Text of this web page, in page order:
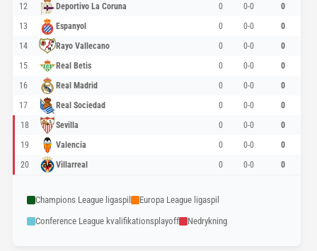
12
Deportivo La Coruna 0 0-0
0
13
Espanyol 0 0-0
0
14
Rayo Vallecano 0 0-0
0
15
Real Betis 0 0-0
0
16
Real Madrid 0 0-0
0
17
Real Sociedad 0 0-0
0
18
Sevilla 0 0-0
0
19
Valencia 0 0-0
0
20
Villarreal 0 0-0 0
Champions League ligaspil
Europa League ligaspil
Conference League kvalifikationsplayoff
Nedrykning